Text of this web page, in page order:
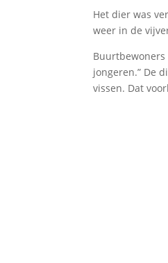
Het dier was
weer in de
jongeren.” De
vissen. Dat